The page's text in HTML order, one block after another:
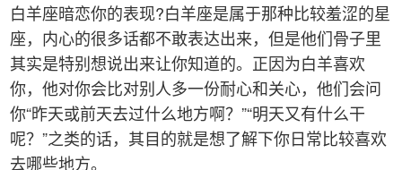
白羊座暗恋你的表现?白羊座是属于那种比较羞涩的星
座，内心的很多话都不敢表达出来，但是他们骨子里
其实是特别想说出来让你知道的。正因为白羊喜欢
你，他对你会比对别人多一份耐心和关心，他们会问
你“昨天或前天去过什么地方啊？”“明天又有什么干
呢？”之类的话，其目的就是想了解下你日常比较喜欢
去哪些地方。